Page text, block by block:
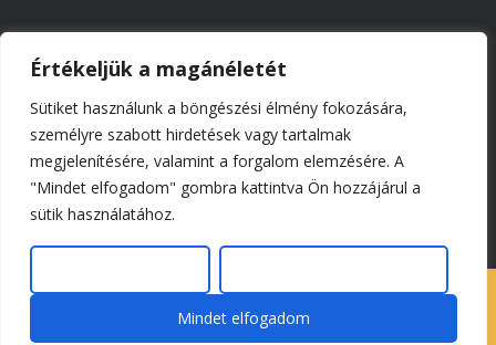
Értékeljük a magánéletét
Sütiket használunk a böngészési élmény fokozására,
személyre szabott hirdetések vagy tartalmak
megjelenítésére, valamint a forgalom elemzésére. A
"Mindet elfogadom" gombra kattintva Ön hozzájárul a
sütik használatához.
Mindet elfogadom
Adatkezelési és adatvédelmi tájékoztató
Impresszum
© 2026 Tel-Batab Kft.,
minden jog fenntartva
SzerveinkÉtelei By Ovation Themes